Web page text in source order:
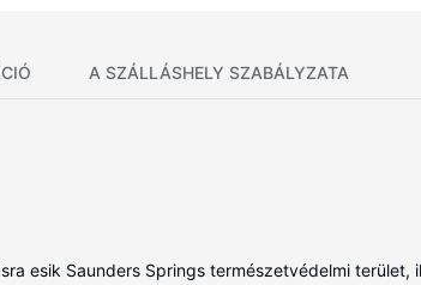
A SZÁLLÁSHELY SZABÁLYZATA
esik Saunders Springs természetvédelmi terület,